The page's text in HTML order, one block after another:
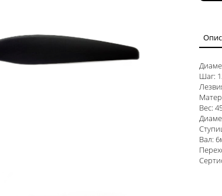
Шаг:
Вес:
Вал: